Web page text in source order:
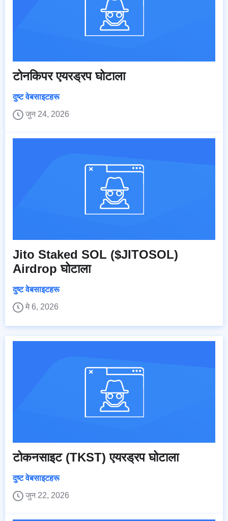
टोनकिपर एयरड्रप घोटाला
दुष्ट वेबसाइटहरू
जुन 24, 2026
Jito Staked SOL ($JITOSOL)
Airdrop घोटाला
दुष्ट वेबसाइटहरू
मे 6, 2026
टोकनसाइट (TKST) एयरड्रप घोटाला
दुष्ट वेबसाइटहरू
जुन 22, 2026